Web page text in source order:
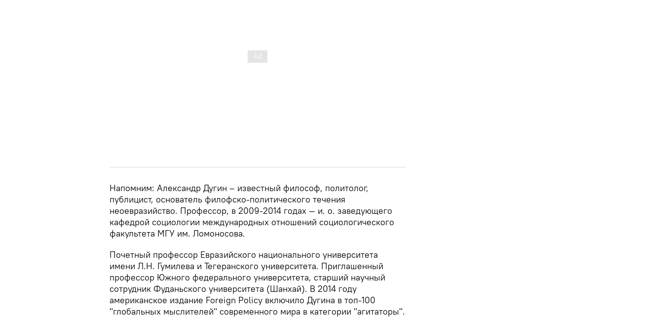
Напомним: Александр Дугин – известный философ, политолог,
публицист, основатель филофско-политического течения
неоевразийство. Профессор, в 2009-2014 годах — и. о. заведующего
кафедрой социологии международных отношений социологического
факультета МГУ им. Ломоносова.
Почетный профессор Евразийского национального университета
имени Л.Н. Гумилева и Тегеранского университета. Приглашенный
профессор Южного федерального университета, старший научный
сотрудник Фуданьского университета (Шанхай). В 2014 году
американское издание Foreign Policy включило Дугина в топ-100
"глобальных мыслителей" современного мира в категории "агитаторы".